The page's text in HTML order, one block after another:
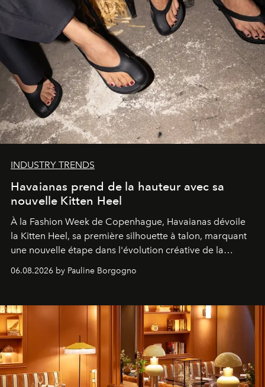
INDUSTRY TRENDS
Havaianas prend de la hauteur avec sa
nouvelle Kitten Heel
À la Fashion Week de Copenhague, Havaianas dévoile
la Kitten Heel, sa première silhouette à talon, marquant
une nouvelle étape dans l'évolution créative de la
06.08.2026 by Pauline Borgogno